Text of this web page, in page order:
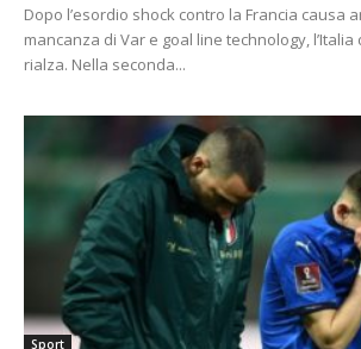
Dopo l’esordio shock contro la Francia causa
mancanza di Var e goal line technology,
rialza. Nella seconda...
Sport